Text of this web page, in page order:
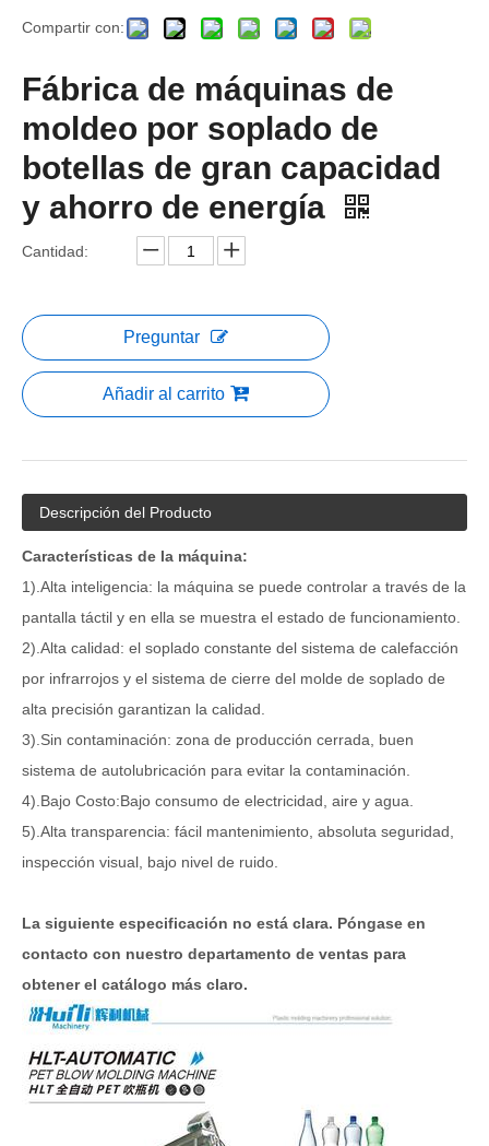
Compartir con:
Fábrica de máquinas de
moldeo por soplado de
botellas de gran capacidad
y ahorro de energía
Cantidad:
Preguntar
Añadir al carrito
Descripción del Producto
Características de la máquina:
1).Alta inteligencia: la máquina se puede controlar a través de la
pantalla táctil y en ella se muestra el estado de funcionamiento.
2).Alta calidad: el soplado constante del sistema de calefacción
por infrarrojos y el sistema de cierre del molde de soplado de
alta precisión garantizan la calidad.
3).Sin contaminación: zona de producción cerrada, buen
sistema de autolubricación para evitar la contaminación.
4).Bajo Costo:Bajo consumo de electricidad, aire y agua.
5).Alta transparencia: fácil mantenimiento, absoluta seguridad,
inspección visual, bajo nivel de ruido.
La siguiente especificación no está clara. Póngase en
contacto con nuestro departamento de ventas para
obtener el catálogo más claro.